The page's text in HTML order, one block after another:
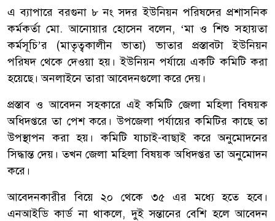
এ ব্যাপারে বরগুনা ৮ নং সদর ইউনিয়ন পরিষদের প্রশাসনিক
কর্মকর্তা মো. আনোয়ার হোসেন বলেন, ‘মা ও শিশু সহায়তা
কর্মসূচি’র (মাতৃত্বকালীন ভাতা) ভাতার প্রস্তাবটা ইউনিয়ন
পরিষদ থেকে দেওয়া হয়। ইউনিয়ন পর্যায়ে একটি কমিটি করা
হয়েছে। অনলাইনে তারা আবেদনগুলো করে দেয়।
প্রস্তাব ও আবেদন সহকারে এই কমিটি জেলা মহিলা বিষয়ক
অধিদপ্তরে তা পেশ করে। উপজেলা পর্যায়ের কমিটির কাছে তা
উপস্থাপন করা হয়। কমিটি যাচাই-বাছাই করে অনুমোদনের
সিদ্ধান্ত দেয়। তখন জেলা মহিলা বিষয়ক অধিদপ্তর তা অনুমোদন
করে।
আবেদনকারীর বিয়ে ২০ থেকে ৩৫ এর মধ্যে হতে হবে।
এনআইডি কার্ড না থাকলে, দুই সন্তানের বেশি হলে আবেদন